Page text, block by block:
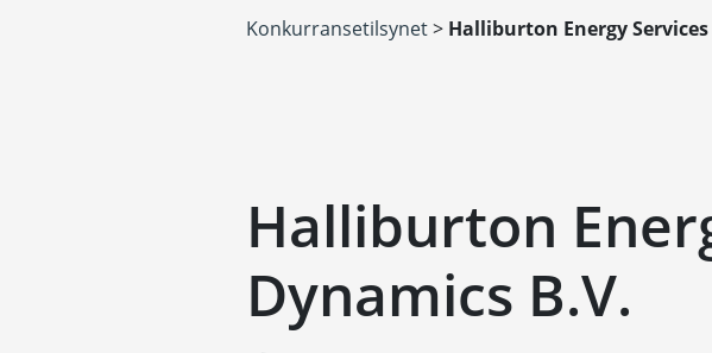
Konkurransetilsynet> Halliburton Energy
Halliburton
Dynamics B.V.